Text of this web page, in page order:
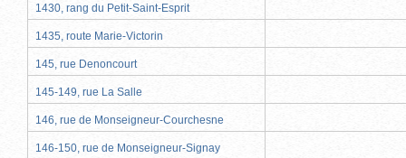
1430, rang du Petit-Saint-Esprit
1435, route Marie-Victorin
145, rue Denoncourt
145-149, rue La Salle
146, rue de Monseigneur-Courchesne
146-150, rue de Monseigneur-Signay